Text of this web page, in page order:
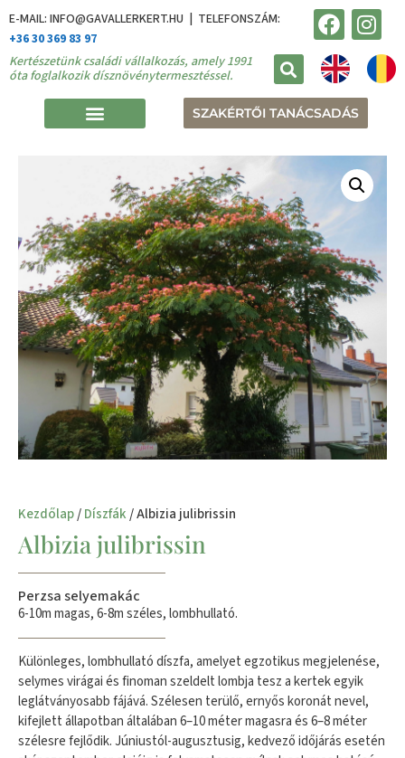
E-MAIL: INFO@GAVALLERKERT.HU | TELEFONSZÁM:
+36 30 369 83 97
Kertészetünk családi vállalkozás, amely 1991
óta foglalkozik dísznövénytermesztéssel.
SZAKÉRTŐI TANÁCSADÁS
Kezdőlap/Díszfák/ Albizia julibrissin
Albizia julibrissin
Perzsa selyemakác
6-10m magas, 6-8m széles, lombhullató.
Különleges, lombhullató díszfa, amelyet egzotikus megjelenése,
selymes virágai és finoman szeldelt lombja tesz a kertek egyik
leglátványosabb fájává. Szélesen terülő, ernyős koronát nevel,
kifejlett állapotban általában 6–10 méter magasra és 6–8 méter
szélesre fejlődik. Júniustól-augusztusig, kedvező időjárás esetén